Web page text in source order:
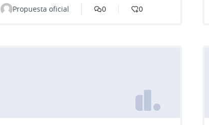
Propuesta oficial 0 0